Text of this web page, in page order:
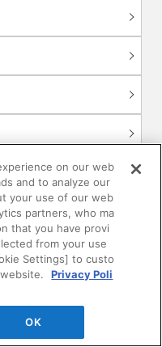
〉
ス
on our web
and to analyze our
your use of our web
partners, who ma
that you have provi
from your use
Settings] to custo
Privacy Poli
OK